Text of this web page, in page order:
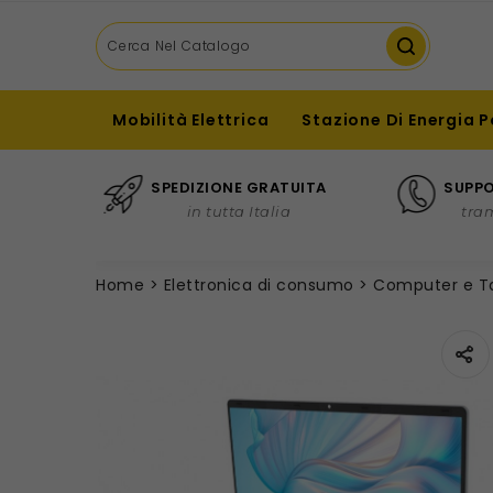
Mobilità Elettrica Stazione Di Energia
SPEDIZIONE GRATUITA
in tutta Italia
Home Elettronica di consumo Computer e